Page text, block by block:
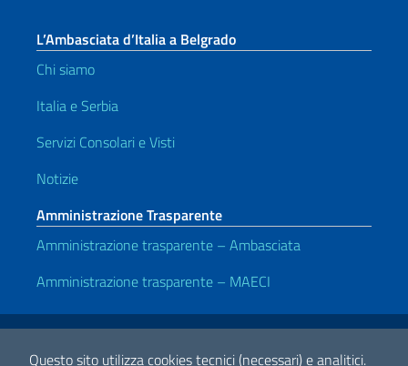
Questo sito utilizza cookies tecnici (necessari) e analitici.
L’Ambasciata d’Italia a Belgrado
Chi siamo
Italia e Serbia
Servizi Consolari e Visti
Notizie
Amministrazione Trasparente
Amministrazione trasparente – Ambasciata
Amministrazione trasparente – MAECI
Link Utili